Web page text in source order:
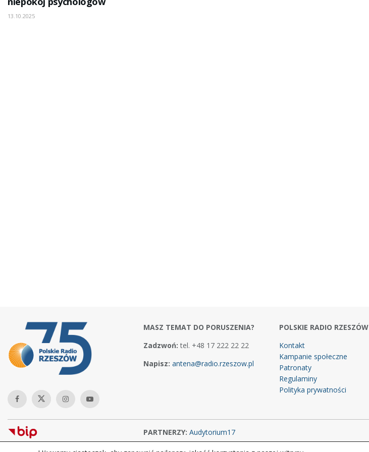
13.10.2025
MASZ TEMAT DO PORUSZENIA?
Zadzwoń: tel. +48 17 222 22 22
Napisz: antena@radio.rzeszow.pl
POLSKIE RADIO RZESZÓW
Kontakt
Kampanie społeczne
Patronaty
Regulaminy
Polityka prywatności
PARTNERZY: Audytorium17